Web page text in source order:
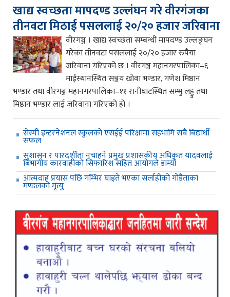
खाद्य स्वच्छता मापदण्ड उल्लंघन गरे वीरगंजका
तीनवटा मिठाई पसललाई २०/२० हजार जरिवाना
वीरगञ्ज । खाद्य स्वच्छता सम्बन्धी मापदण्ड उल्लङ्घन
गरेका तीनवटा पसललाई २०/२० हजार रुपैया
जरिवाना गरिएको छ । वीरगञ्ज महानगरपालिका–६
माईस्थानस्थित सञ्जय खोवा भण्डार, गणेश मिष्ठान
भण्डार तथा वीरगञ्ज महानगरपालिका–११ रानीघाटस्थित सम्भु लड्डु तथा
मिष्ठान भण्डार लाई जरिवाना गरिएको हो ।
सेस्मी इन्टरनेशनल स्कुलको एसईई परिक्षामा सहभागि सबै बिद्यार्थी
सफल
सुशासन र पारदर्शीता नचाहने प्रमुख प्रशासकीय अधिकृत यादवलाई
बिभागीय कारवाहीको सिफारिश सहित आयोगले डाम्यो
आत्मदाह प्रयास पछि गम्भिर घाइते भएका सर्लाहीको गोडैताका
मण्डलको मृत्यु